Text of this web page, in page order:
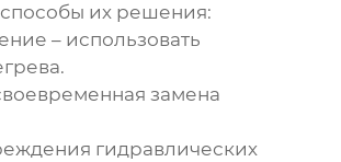
их решения:
– использовать
замена
гидравлических